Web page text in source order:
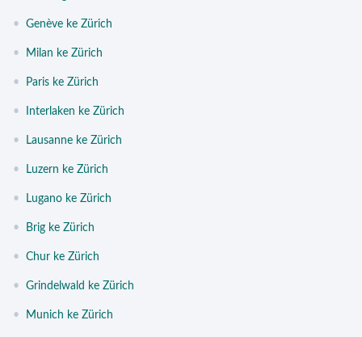
• Genève ke Zürich
• Milan ke Zürich
• Paris ke Zürich
• Interlaken ke Zürich
• Lausanne ke Zürich
• Luzern ke Zürich
• Lugano ke Zürich
• Brig ke Zürich
• Chur ke Zürich
• Grindelwald ke Zürich
• Munich ke Zürich